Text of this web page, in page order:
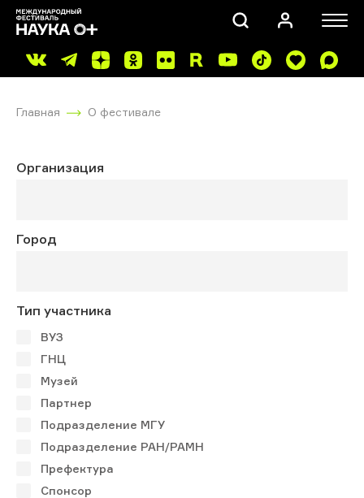
Главная О фестивале
Организация
Город
Тип участника
ВУЗ
ГНЦ
Музей
Партнер
Подразделение МГУ
Подразделение РАН/РАМН
Префектура
Спонсор